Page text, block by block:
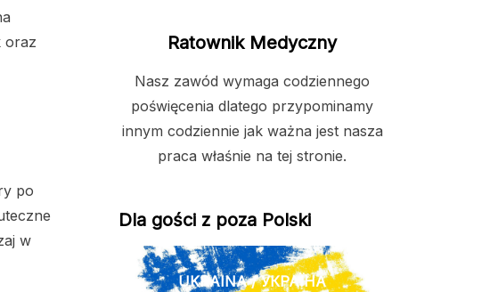
oraz
po
w
Ratownik Medyczny
Nasz zawód wymaga codziennego
poświęcenia dlatego przypominamy
innym codziennie jak ważna jest nasza
praca właśnie na tej stronie.
Dla gości z poza Polski
UKRAINA / УКРАЇНА